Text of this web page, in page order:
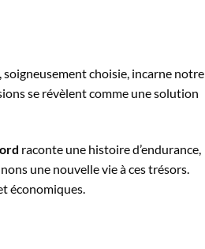
soigneusement choisie, incarne notre
se révèlent comme une solution
raconte une histoire d’endurance,
une nouvelle vie à ces trésors.
économiques.